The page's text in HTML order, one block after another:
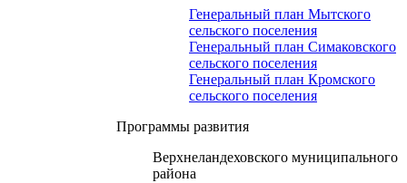
Генеральный план Мытского
сельского поселения
Генеральный план Симаковского
сельского поселения
Генеральный план Кромского
сельского поселения
Программы развития
Верхнеландеховского муниципального
района